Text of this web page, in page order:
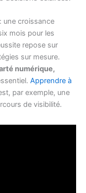
une croissance
mois pour les
repose sur
sur mesure.
numérique,
Apprendre à
par exemple, une
de visibilité.